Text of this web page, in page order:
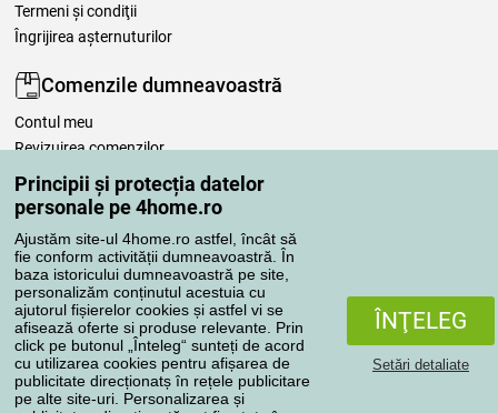
Principii și protecția datelor
personale pe 4home.ro
Ajustăm site-ul 4home.ro astfel, încât să
fie conform activității dumneavoastră. În
baza istoricului dumneavoastră pe site,
personalizăm conținutul acestuia cu
ajutorul fișierelor cookies și astfel vi se
afisează oferte si produse relevante. Prin
click pe butonul „Înteleg“ sunteți de acord
cu utilizarea cookies pentru afișarea de
publicitate direcționatș în rețele publicitare
pe alte site-uri. Personalizarea și
ÎNŢELEG
Setări detaliate
Termeni şi condiţii
Îngrijirea așternuturilor
Comenzile dumneavoastră
Contul meu
Revizuirea comenzilor
Reclamaţii
Retragere de la contract
Regulile de procesare a recenziilor
Metode de transport
Metode de plată